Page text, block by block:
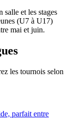
et les stages
(U7 à U17)
mai et juin.
les tournois selon
parfait entre